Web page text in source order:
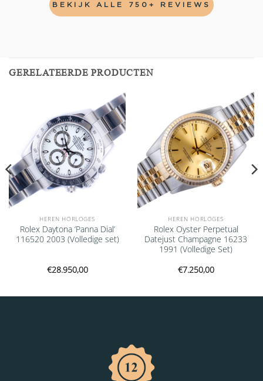
BEKIJK ALLE 750+ REVIEWS
GERELATEERDE PRODUCTEN
Add to
wishlist
HEREN HORLOGES
Rolex Daytona ‘Panna Dial’
116520 2003 (Volledige set)
€28.950,00
Add to
wishlist
HEREN HORLOGES
Rolex Oyster Perpetual
Datejust Champagne 16233
1991 (Volledige Set)
€7.250,00